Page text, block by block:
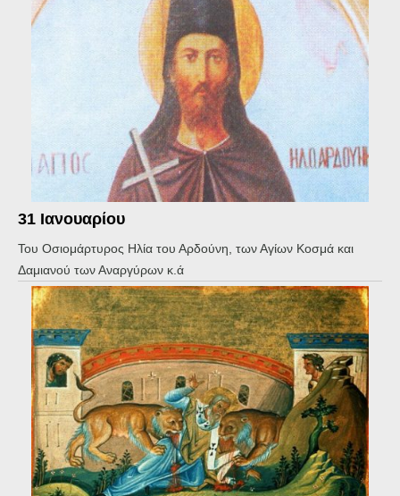
31 Ιανουαρίου
Του Οσιομάρτυρος Ηλία του Αρδούνη, των Αγίων Κοσμά και
Δαμιανού των Αναργύρων κ.ά